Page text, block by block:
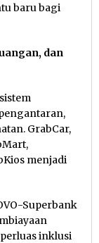
baru bagi
dan
GrabCar,
menjadi
Superbank
inklusi